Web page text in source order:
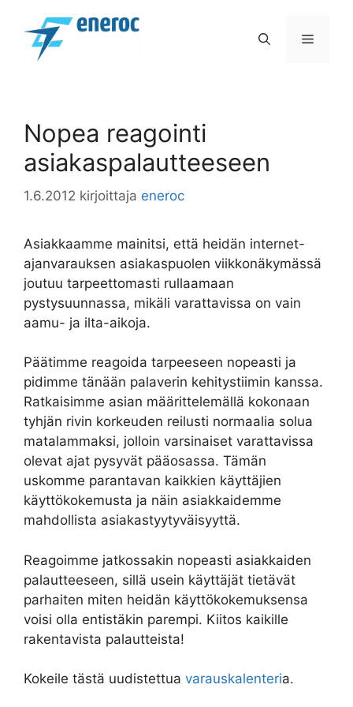
sisältöön
Nopea reagointi
asiakaspalautteeseen
1.6.2012 kirjoittaja eneroc
Asiakkaamme mainitsi, että heidän internet-
ajanvarauksen asiakaspuolen viikkonäkymässä
joutuu tarpeettomasti rullaamaan
pystysuunnassa, mikäli varattavissa on vain
aamu- ja ilta-aikoja.
Päätimme reagoida tarpeeseen nopeasti ja
pidimme tänään palaverin kehitystiimin kanssa.
Ratkaisimme asian määrittelemällä kokonaan
tyhjän rivin korkeuden reilusti normaalia solua
matalammaksi, jolloin varsinaiset varattavissa
olevat ajat pysyvät pääosassa. Tämän
uskomme parantavan kaikkien käyttäjien
käyttökokemusta ja näin asiakkaidemme
mahdollista asiakastyytyväisyyttä.
Reagoimme jatkossakin nopeasti asiakkaiden
palautteeseen, sillä usein käyttäjät tietävät
parhaiten miten heidän käyttökokemuksensa
voisi olla entistäkin parempi. Kiitos kaikille
rakentavista palautteista!
Kokeile tästä uudistettua varauskalenteria.